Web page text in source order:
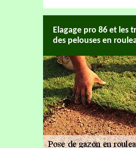
Elagage pro 86 et les
des pelouses en